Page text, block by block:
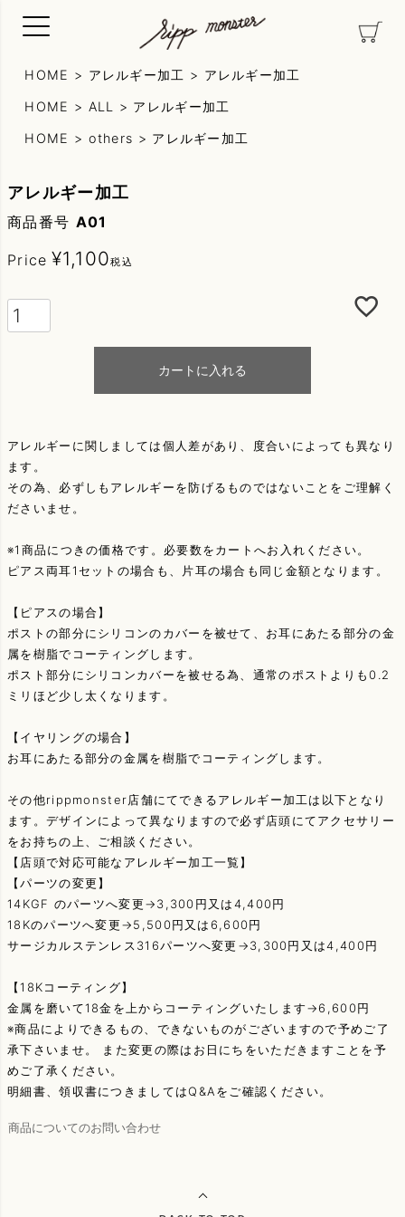
HOME アレルギー加工 アレルギー加工
HOME ALL アレルギー加工
HOME others アレルギー加工
アレルギー加工
商品番号 A01
Price ¥1,100税込
カートに入れる
アレルギーに関しましては個人差があり、度合いによっても異なり
ます。
その為、必ずしもアレルギーを防げるものではないことをご理解く
ださいませ。
※1商品につきの価格です。必要数をカートへお入れください。
ピアス両耳1セットの場合も、片耳の場合も同じ金額となります。
【ピアスの場合】
ポストの部分にシリコンのカバーを被せて、お耳にあたる部分の金
属を樹脂でコーティングします。
ポスト部分にシリコンカバーを被せる為、通常のポストよりも0.2
ミリほど少し太くなります。
【イヤリングの場合】
お耳にあたる部分の金属を樹脂でコーティングします。
その他rippmonster店舗にてできるアレルギー加工は以下となり
ます。デザインによって異なりますので必ず店頭にてアクセサリー
をお持ちの上、ご相談ください。
【店頭で対応可能なアレルギー加工一覧】
【パーツの変更】
14KGF のパーツへ変更→3,300円又は4,400円
18Kのパーツへ変更→5,500円又は6,600円
サージカルステンレス316パーツへ変更→3,300円又は4,400円
【18Kコーティング】
金属を磨いて18金を上からコーティングいたします→6,600円
※商品によりできるもの、できないものがございますので予めご了
承下さいませ。 また変更の際はお日にちをいただきますことを予
めご了承ください。
明細書、領収書につきましてはQ&Aをご確認ください。
商品についてのお問い合わせ